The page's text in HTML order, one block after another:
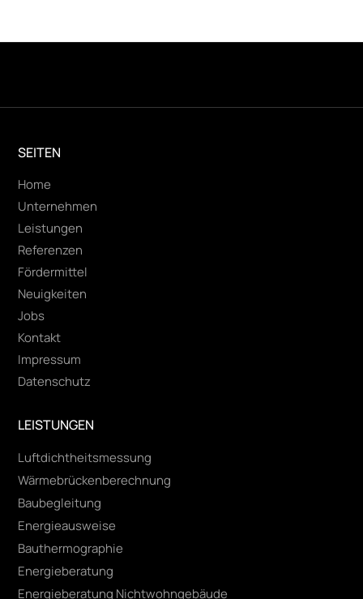
SEITEN
Home
Unternehmen
Leistungen
Referenzen
Fördermittel
Neuigkeiten
Jobs
Kontakt
Impressum
Datenschutz
LEISTUNGEN
Luftdichtheitsmessung
Wärmebrückenberechnung
Baubegleitung
Energieausweise
Bauthermographie
Energieberatung
Energieberatung Nichtwohngebäude